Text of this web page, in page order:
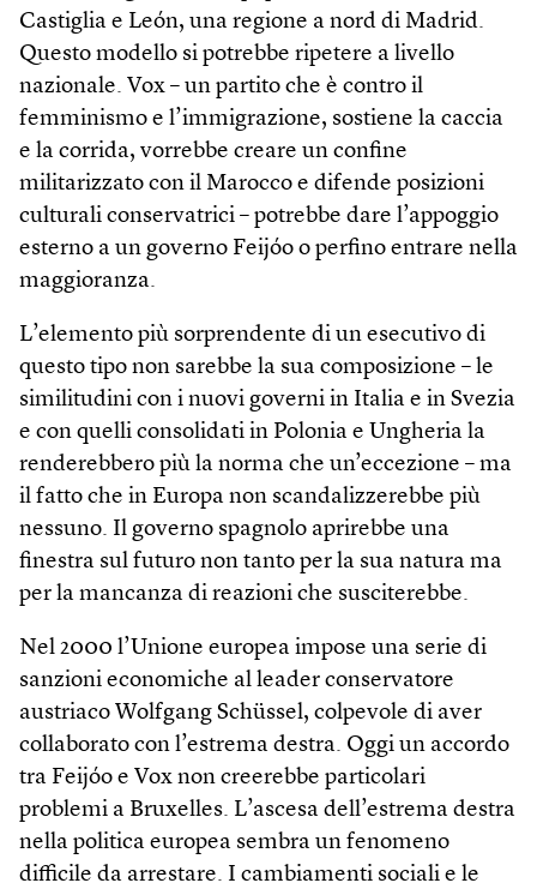
Castiglia e León, una regione a nord di Madrid.
Questo modello si potrebbe ripetere a livello
nazionale. Vox – un partito che è contro il
femminismo e l’immigrazione, sostiene la caccia
e la corrida, vorrebbe creare un confine
militarizzato con il Marocco e difende posizioni
culturali conservatrici – potrebbe dare l’appoggio
esterno a un governo Feijóo o perfino entrare nella
maggioranza.
L’elemento più sorprendente di un esecutivo di
questo tipo non sarebbe la sua composizione – le
similitudini con i nuovi governi in Italia e in Svezia
e con quelli consolidati in Polonia e Ungheria la
renderebbero più la norma che un’eccezione – ma
il fatto che in Europa non scandalizzerebbe più
nessuno. Il governo spagnolo aprirebbe una
finestra sul futuro non tanto per la sua natura ma
per la mancanza di reazioni che susciterebbe.
Nel 2000 l’Unione europea impose una serie di
sanzioni economiche al leader conservatore
austriaco Wolfgang Schüssel, colpevole di aver
collaborato con l’estrema destra. Oggi un accordo
tra Feijóo e Vox non creerebbe particolari
problemi a Bruxelles. L’ascesa dell’estrema destra
nella politica europea sembra un fenomeno
difficile da arrestare. I cambiamenti sociali e le